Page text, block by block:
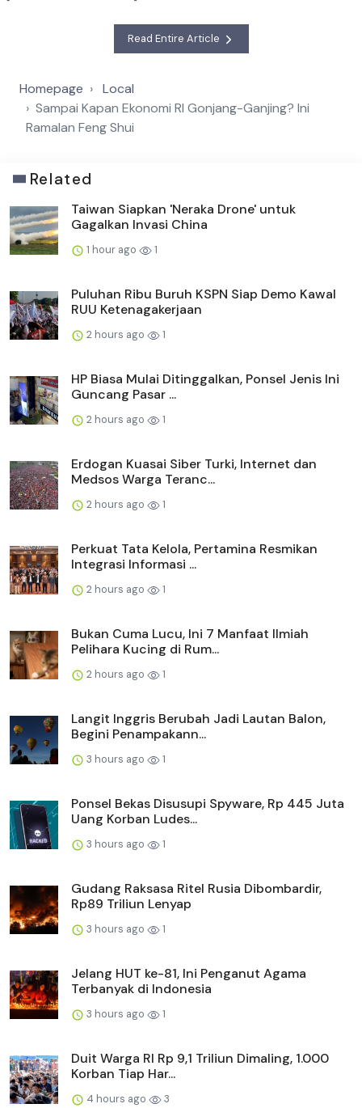
Read Entire Article
Homepage
Local
Sampai Kapan Ekonomi RI Gonjang-Ganjing? Ini
Ramalan Feng Shui
Related
Taiwan Siapkan 'Neraka Drone' untuk
Gagalkan Invasi China
1 hour ago 1
Puluhan Ribu Buruh KSPN Siap Demo Kawal
RUU Ketenagakerjaan
2 hours ago 1
HP Biasa Mulai Ditinggalkan, Ponsel Jenis Ini
Guncang Pasar ...
2 hours ago 1
Erdogan Kuasai Siber Turki, Internet dan
Medsos Warga Teranc...
2 hours ago 1
Perkuat Tata Kelola, Pertamina Resmikan
Integrasi Informasi ...
2 hours ago 1
Bukan Cuma Lucu, Ini 7 Manfaat Ilmiah
Pelihara Kucing di Rum...
2 hours ago 1
Langit Inggris Berubah Jadi Lautan Balon,
Begini Penampakann...
3 hours ago 1
Ponsel Bekas Disusupi Spyware, Rp 445 Juta
Uang Korban Ludes...
3 hours ago 1
Gudang Raksasa Ritel Rusia Dibombardir,
Rp89 Triliun Lenyap
3 hours ago 1
Jelang HUT ke-81, Ini Penganut Agama
Terbanyak di Indonesia
3 hours ago 1
Duit Warga RI Rp 9,1 Triliun Dimaling, 1.000
Korban Tiap Har...
4 hours ago 3